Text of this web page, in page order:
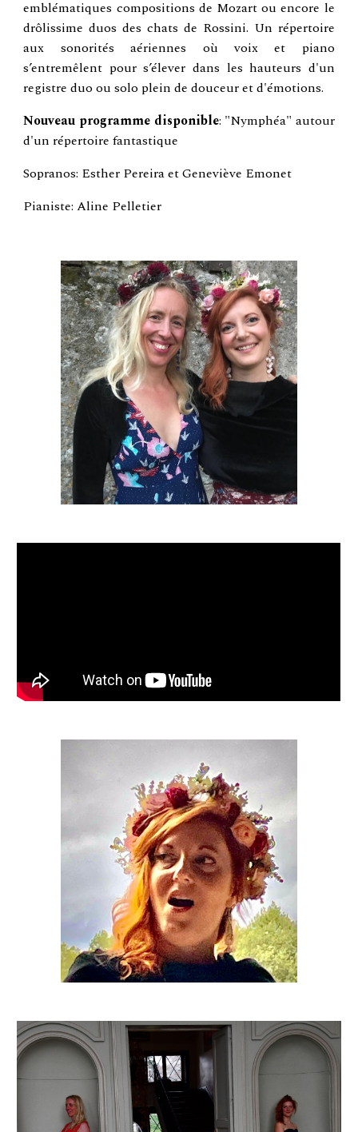
emblématiques compositions de Mozart ou encore le
drôlissime duos des chats de Rossini. Un répertoire
aux sonorités aériennes où voix et piano
s’entremêlent pour s’élever dans les hauteurs d'un
registre duo ou solo plein de douceur et d'émotions.
Nouveau programme disponible: "Nymphéa" autour
d'un répertoire fantastique
Sopranos: Esther Pereira et Geneviève Emonet
Pianiste: Aline Pelletier